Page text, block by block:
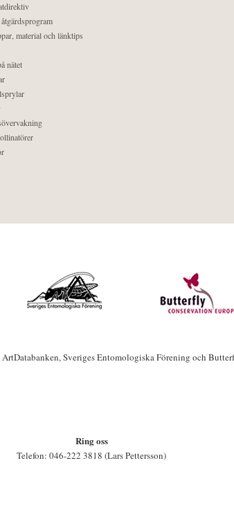
material och länktips
nätet
Sveriges Entomologiska Förening och
Ring oss
Telefon: 046-222 3818 (Lars Pettersson)